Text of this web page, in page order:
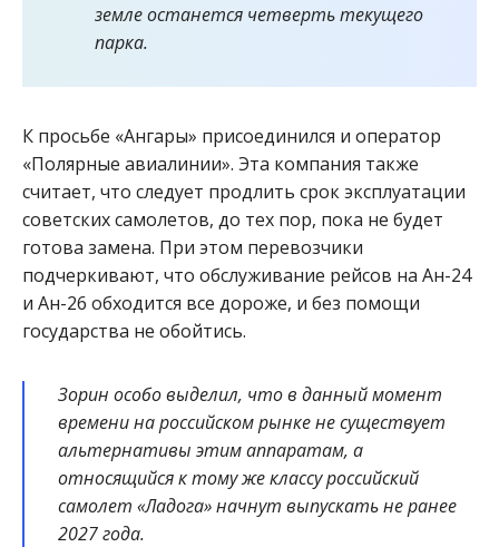
земле останется четверть текущего
парка.
К просьбе «Ангары» присоединился и оператор
«Полярные авиалинии». Эта компания также
считает, что следует продлить срок эксплуатации
советских самолетов, до тех пор, пока не будет
готова замена. При этом перевозчики
подчеркивают, что обслуживание рейсов на Ан-24
и Ан-26 обходится все дороже, и без помощи
государства не обойтись.
Зорин особо выделил, что в данный момент
времени на российском рынке не существует
альтернативы этим аппаратам, а
относящийся к тому же классу российский
самолет «Ладога» начнут выпускать не ранее
2027 года.